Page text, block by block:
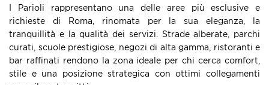
I Parioli rappresentano una delle aree più esclusive e
richieste di Roma, rinomata per la sua eleganza, la
tranquillità e la qualità dei servizi. Strade alberate, parchi
curati, scuole prestigiose, negozi di alta gamma, ristoranti e
bar raffinati rendono la zona ideale per chi cerca comfort,
stile e una posizione strategica con ottimi collegamenti